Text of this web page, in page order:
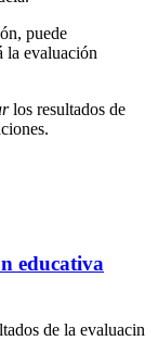
puede
la evaluación
los resultados de
educativa
de la evaluacin